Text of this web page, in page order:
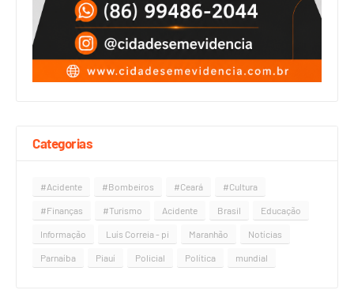
Categorias
#Acidente #Bombeiros #Ceará #Cultura
#Finanças #Turismo Acidente Brasil Educação
Informação Luís Correia - pi Maranhão Notícias
Parnaíba Piauí Policial Política mundial